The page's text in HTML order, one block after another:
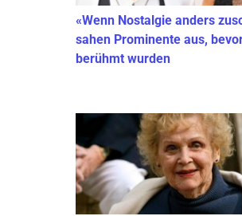
«Wenn Nostalgie anders
sahen Prominente aus,
berühmt wurden